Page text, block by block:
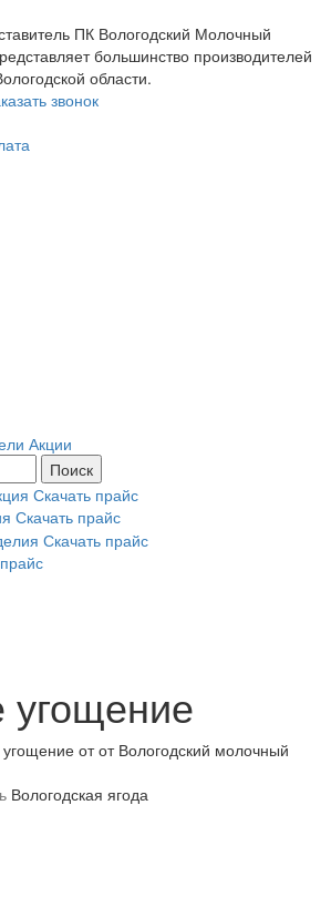
ПК Вологодский Молочный
большинство производителей
области.
звонок
Акции
Скачать прайс
Скачать прайс
Скачать прайс
угощение
Вологодская ягода